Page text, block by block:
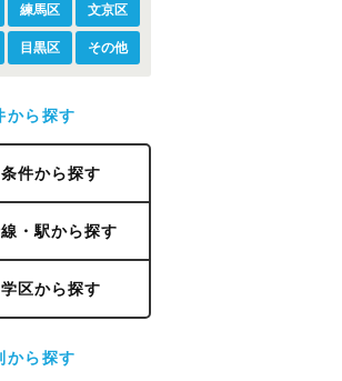
練馬区 文京区
目黒区 その他
から探す
条件から探す
・駅から探す
学区から探す
から探す